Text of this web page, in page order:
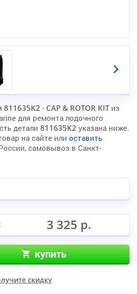
811635K2 - CAP & ROTOR KITиз
для ремонта лодочного
детали 811635K2 указана ниже.
на сайте или оставить
самовывоз в Санкт-
3 325 р.
купить
скидку